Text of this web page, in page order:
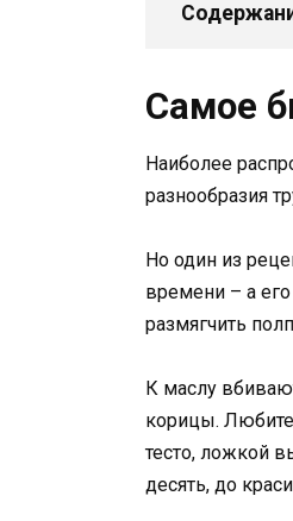
Самое
Наиболее
разнообразия
Но один из
времени – а
размягчить
К маслу
корицы.
тесто, ложкой
десять, до